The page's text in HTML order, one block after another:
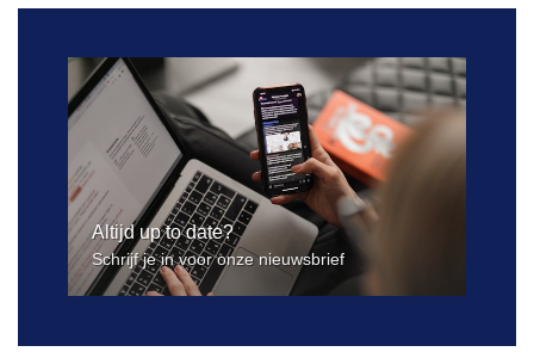
Altijd up to date?
Schrijf je in voor onze nieuwsbrief